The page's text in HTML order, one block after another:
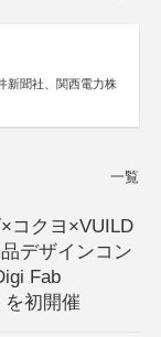
新聞社、関西電力株
一覧
コクヨ×VUILD
デザインコン
Fab
を初開催